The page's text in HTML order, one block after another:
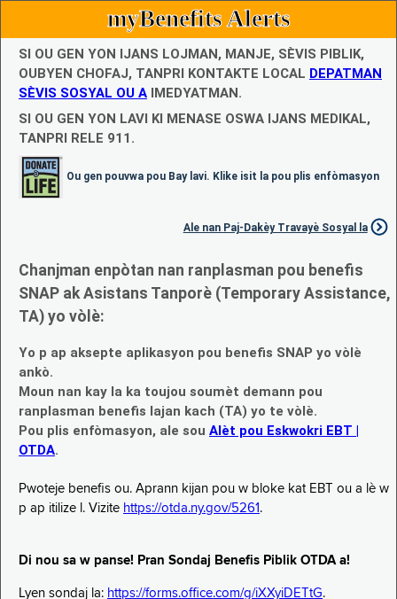
myBenefits Alerts
SI OU GEN YON IJANS LOJMAN, MANJE, SÈVIS PIBLIK,
OUBYEN CHOFAJ, TANPRI KONTAKTE LOCAL DEPATMAN
SÈVIS SOSYAL OU A IMEDYATMAN.
SI OU GEN YON LAVI KI MENASE OSWA IJANS MEDIKAL,
TANPRI RELE 911.
Ou gen pouvwa pou Bay lavi. Klike isit la pou plis enfòmasyon
Ale nan Paj-Dakèy Travayè Sosyal la
Chanjman enpòtan nan ranplasman pou benefis
SNAP ak Asistans Tanporè (Temporary Assistance,
TA) yo vòlè:
Yo p ap aksepte aplikasyon pou benefis SNAP yo vòlè
ankò.
Moun nan kay la ka toujou soumèt demann pou
ranplasman benefis lajan kach (TA) yo te vòlè.
Pou plis enfòmasyon, ale sou Alèt pou Eskwokri EBT |
OTDA.
Pwoteje benefis ou. Aprann kijan pou w bloke kat EBT ou a lè w
p ap itilize l. Vizite https://otda.ny.gov/5261 .
Di nou sa w panse! Pran Sondaj Benefis Piblik OTDA a!
Lyen sondaj la: https://forms.office.com/g/iXXyiDETtG.